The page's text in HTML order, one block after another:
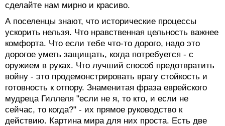
сделайте нам мирно и красиво.
А поселенцы знают, что исторические процессы
ускорить нельзя. Что нравственная цельность важнее
комфорта. Что если тебе что-то дорого, надо это
дорогое уметь защищать, когда потребуется - с
оружием в руках. Что лучший способ предотвратить
войну - это продемонстрировать врагу стойкость и
готовность к отпору. Знаменитая фраза еврейского
мудреца Гиллеля "если не я, то кто, и если не
сейчас, то когда?" - их прямое руководство к
действию. Картина мира для них проста. Есть две